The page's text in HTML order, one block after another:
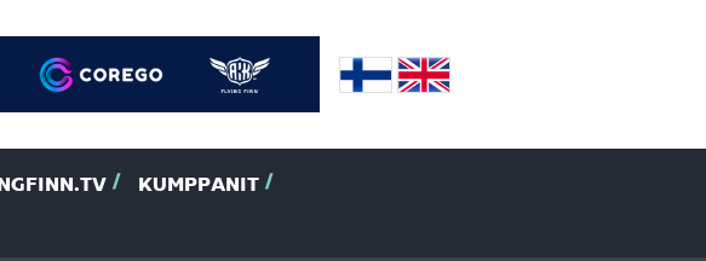
KUMPPANIT